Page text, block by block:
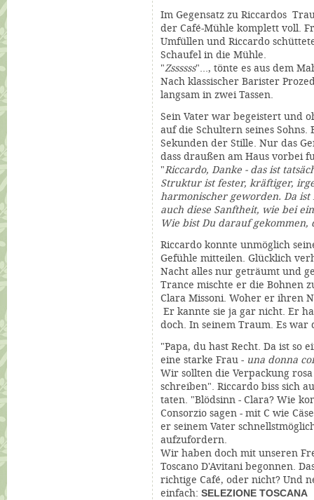
Im Gegensatz zu Riccardos
der Café-Mühle komplett voll.
Umfüllen und Riccardo
Schaufel in die Mühle.
"Zssssss"..., tönte es aus dem
Nach klassischer Barister
langsam in zwei Tassen.
Sein Vater war begeistert und
auf die Schultern seines
Sekunden der Stille. Nur das
dass draußen am Haus vorbei
"Riccardo, Danke - das ist
Struktur ist fester, kräftiger,
harmonischer geworden. Da
auch diese Sanftheit, wie bei
Wie bist Du darauf gekommen,
Riccardo konnte unmöglich
Gefühle mitteilen. Glücklich
Nacht alles nur geträumt und
Trance mischte er die Bohnen
Clara Missoni. Woher er ihren
Er kannte sie ja gar nicht. Er
doch. In seinem Traum. Es
"Papa, du hast Recht. Da ist so
eine starke Frau - una donna
Wir sollten die Verpackung
schreiben". Riccardo biss sich
taten. "Blödsinn - Clara? Wie
Consorzio sagen - mit C wie
er seinem Vater
aufzufordern.
Wir haben doch mit unseren
Toscano D'Avitani begonnen.
richtige Café, oder nicht? Und
einfach: SELEZIONE TOSCANA